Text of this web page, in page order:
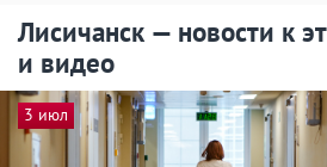
Лисичанск — новости к
и видео
3 июл